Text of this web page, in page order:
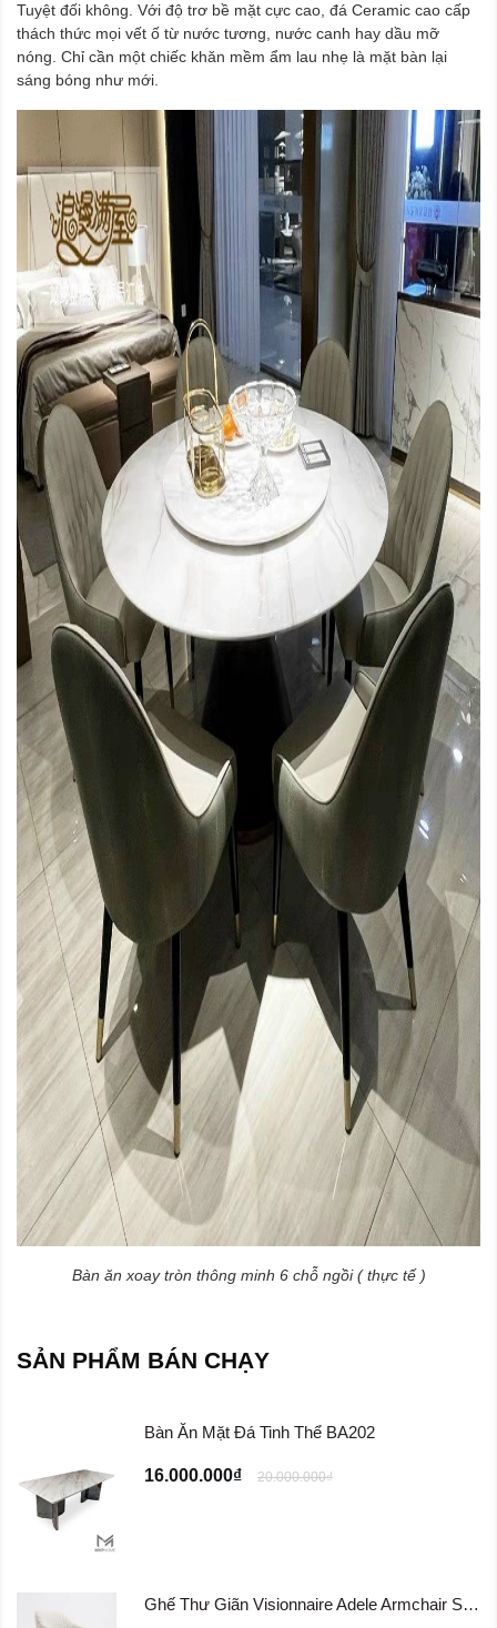
Tuyệt đối không. Với độ trơ bề mặt cực cao, đá Ceramic cao cấp
thách thức mọi vết ố từ nước tương, nước canh hay dầu mỡ
nóng. Chỉ cần một chiếc khăn mềm ẩm lau nhẹ là mặt bàn lại
sáng bóng như mới.
Bàn ăn xoay tròn thông minh 6 chỗ ngồi ( thực tế )
SẢN PHẨM BÁN CHẠY
Bàn Ăn Mặt Đá Tinh Thể BA202
16.000.000₫ 20.000.000₫
Ghế Thư Giãn Visionnaire Adele Armchair SFD11